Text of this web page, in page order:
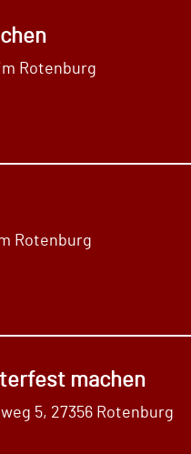
Rotenburg
Rotenburg
machen
5, 27356 Rotenburg